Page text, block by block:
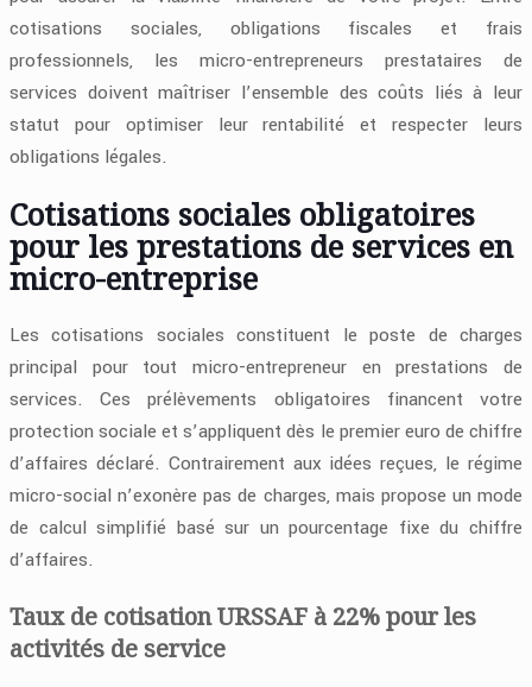
cotisations sociales, obligations fiscales et frais
professionnels, les micro-entrepreneurs prestataires de
services doivent maîtriser l’ensemble des coûts liés à leur
statut pour optimiser leur rentabilité et respecter leurs
obligations légales.
Cotisations sociales obligatoires
pour les prestations de services en
micro-entreprise
Les cotisations sociales constituent le poste de charges
principal pour tout micro-entrepreneur en prestations de
services. Ces prélèvements obligatoires financent votre
protection sociale et s’appliquent dès le premier euro de chiffre
d’affaires déclaré. Contrairement aux idées reçues, le régime
micro-social n’exonère pas de charges, mais propose un mode
de calcul simplifié basé sur un pourcentage fixe du chiffre
d’affaires.
Taux de cotisation URSSAF à 22% pour les
activités de service